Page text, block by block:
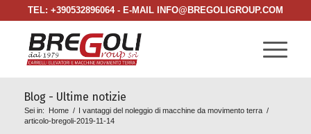
TEL: +390532896064 - E-MAIL INFO@BREGOLIGROUP.COM
Blog - Ultime notizie
Sei in: Home / I vantaggi del noleggio di macchine da movimento terra /
articolo-bregoli-2019-11-14